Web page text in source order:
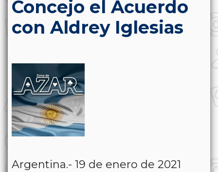
Concejo el Acuerdo
con Aldrey Iglesias
Argentina.- 19 de enero de 2021